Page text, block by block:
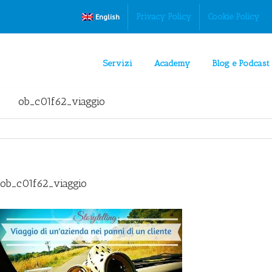
English Privacy Policy Cookie Policy
Servizi Academy Blog e Podcast
ob_c01f62_viaggio
ob_c01f62_viaggio